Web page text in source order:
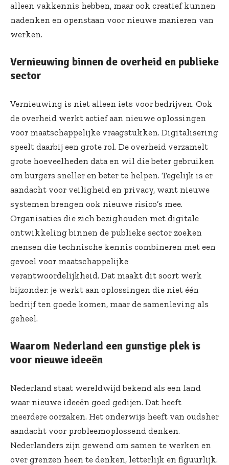
alleen vakkennis hebben, maar ook creatief kunnen
nadenken en openstaan voor nieuwe manieren van
werken.
Vernieuwing binnen de overheid en publieke
sector
Vernieuwing is niet alleen iets voor bedrijven. Ook
de overheid werkt actief aan nieuwe oplossingen
voor maatschappelijke vraagstukken. Digitalisering
speelt daarbij een grote rol. De overheid verzamelt
grote hoeveelheden data en wil die beter gebruiken
om burgers sneller en beter te helpen. Tegelijk is er
aandacht voor veiligheid en privacy, want nieuwe
systemen brengen ook nieuwe risico’s mee.
Organisaties die zich bezighouden met digitale
ontwikkeling binnen de publieke sector zoeken
mensen die technische kennis combineren met een
gevoel voor maatschappelijke
verantwoordelijkheid. Dat maakt dit soort werk
bijzonder: je werkt aan oplossingen die niet één
bedrijf ten goede komen, maar de samenleving als
geheel.
Waarom Nederland een gunstige plek is
voor nieuwe ideeën
Nederland staat wereldwijd bekend als een land
waar nieuwe ideeën goed gedijen. Dat heeft
meerdere oorzaken. Het onderwijs heeft van oudsher
aandacht voor probleemoplossend denken.
Nederlanders zijn gewend om samen te werken en
over grenzen heen te denken, letterlijk en figuurlijk.